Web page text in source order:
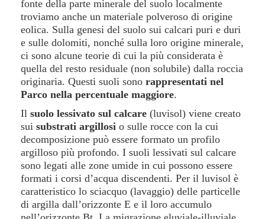
fonte della parte minerale del suolo localmente
troviamo anche un materiale polveroso di origine
eolica. Sulla genesi del suolo sui calcari puri e duri
e sulle dolomiti, nonché sulla loro origine minerale,
ci sono alcune teorie di cui la più considerata è
quella del resto residuale (non solubile) dalla roccia
originaria. Questi suoli sono rappresentati nel
Parco nella percentuale maggiore.
Il suolo lessivato sul calcare (luvisol) viene creato
sui substrati argillosi o sulle rocce con la cui
decomposizione può essere formato un profilo
argilloso più profondo. I suoli lessivati sul calcare
sono legati alle zone umide in cui possono essere
formati i corsi d’acqua discendenti. Per il luvisol è
caratteristico lo sciacquo (lavaggio) delle particelle
di argilla dall’orizzonte E e il loro accumulo